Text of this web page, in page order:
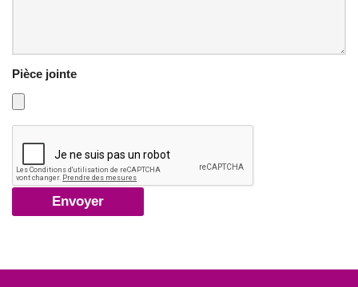
Pièce jointe